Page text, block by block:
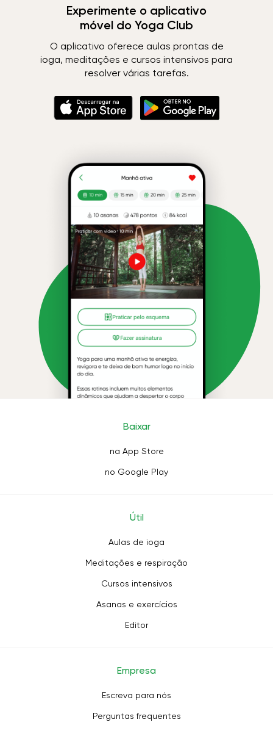
Experimente o aplicativo
móvel do Yoga Club
O aplicativo oferece aulas prontas de
ioga, meditações e cursos intensivos para
resolver várias tarefas.
Baixar
na App Store
no Google Play
Útil
Aulas de ioga
Meditações e respiração
Cursos intensivos
Asanas e exercícios
Editor
Empresa
Escreva para nós
Perguntas frequentes